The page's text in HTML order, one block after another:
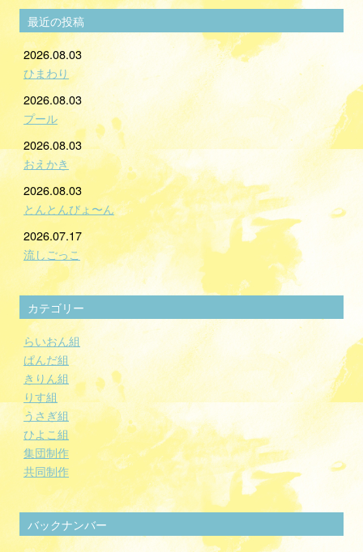
最近の投稿
2026.08.03
ひまわり
2026.08.03
プール
2026.08.03
おえかき
2026.08.03
とんとんびょ〜ん
2026.07.17
流しごっこ
カテゴリー
らいおん組
ぱんだ組
きりん組
りす組
うさぎ組
ひよこ組
集団制作
共同制作
バックナンバー